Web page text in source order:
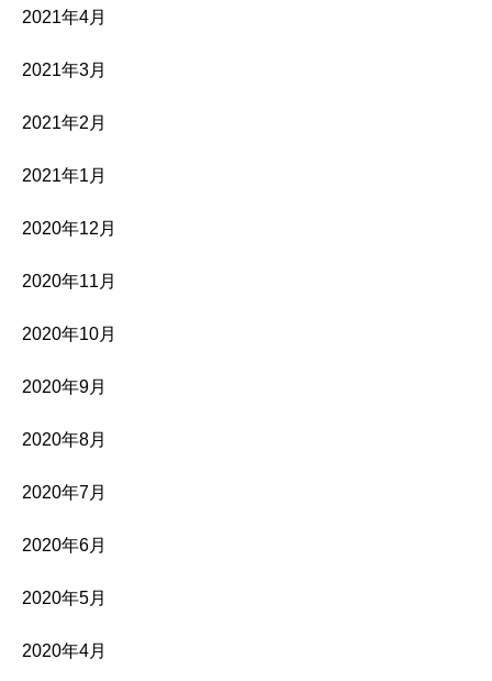
2021年4月
2021年3月
2021年2月
2021年1月
2020年12月
2020年11月
2020年10月
2020年9月
2020年8月
2020年7月
2020年6月
2020年5月
2020年4月